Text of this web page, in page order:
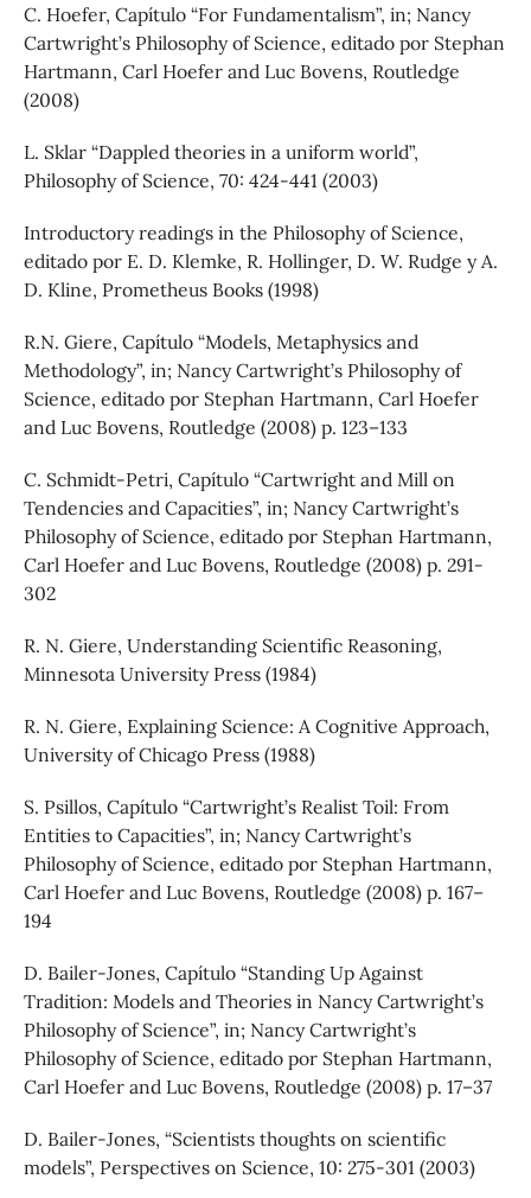
C. Hoefer, Capítulo “For Fundamentalism”, in; Nancy
Cartwright’s Philosophy of Science, editado por Stephan
Hartmann, Carl Hoefer and Luc Bovens, Routledge
(2008)
L. Sklar “Dappled theories in a uniform world”,
Philosophy of Science, 70: 424-441 (2003)
Introductory readings in the Philosophy of Science,
editado por E. D. Klemke, R. Hollinger, D. W. Rudge y A.
D. Kline, Prometheus Books (1998)
R.N. Giere, Capítulo “Models, Metaphysics and
Methodology”, in; Nancy Cartwright’s Philosophy of
Science, editado por Stephan Hartmann, Carl Hoefer
and Luc Bovens, Routledge (2008) p. 123–133
C. Schmidt-Petri, Capítulo “Cartwright and Mill on
Tendencies and Capacities”, in; Nancy Cartwright’s
Philosophy of Science, editado por Stephan Hartmann,
Carl Hoefer and Luc Bovens, Routledge (2008) p. 291-
302
R. N. Giere, Understanding Scientific Reasoning,
Minnesota University Press (1984)
R. N. Giere, Explaining Science: A Cognitive Approach,
University of Chicago Press (1988)
S. Psillos, Capítulo “Cartwright’s Realist Toil: From
Entities to Capacities”, in; Nancy Cartwright’s
Philosophy of Science, editado por Stephan Hartmann,
Carl Hoefer and Luc Bovens, Routledge (2008) p. 167–
194
D. Bailer-Jones, Capítulo “Standing Up Against
Tradition: Models and Theories in Nancy Cartwright’s
Philosophy of Science”, in; Nancy Cartwright’s
Philosophy of Science, editado por Stephan Hartmann,
Carl Hoefer and Luc Bovens, Routledge (2008) p. 17–37
D. Bailer-Jones, “Scientists thoughts on scientific
models”, Perspectives on Science, 10: 275-301 (2003)